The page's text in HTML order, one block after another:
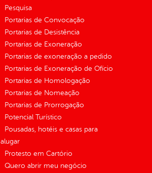
Pesquisa
Portarias de Convocação
Portarias de Desistência
Portarias de Exoneração
Portarias de exoneração a pedido
Portarias de Exoneração de Ofício
Portarias de Homologação
Portarias de Nomeação
Portarias de Prorrogação
Potencial Turístico
Pousadas, hotéis e casas para
alugar
Protesto em Cartório
Quero abrir meu negócio